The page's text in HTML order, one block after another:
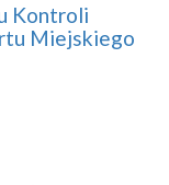
Kontroli
Miejskiego